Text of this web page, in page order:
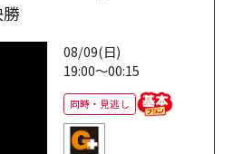
08/09(日)
19:00～00:15
同時・見逃し